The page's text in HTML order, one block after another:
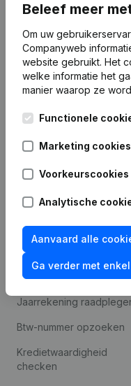
Beleef meer
Om uw
Companyweb
website gebruikt. Het
welke informatie het
manier waarop ze
Functionele
Marketing cookies
Voorkeurscookies
Analytische
Aanvaard alle
Ga verder met
Nederlands
Leuvensesteenweg
1800 Vilvoorde
Spotlight
Compliance &
fraudepreventie
Jaarrekening
Btw-nummer opzoeken
Kredietwaardigheid
checken